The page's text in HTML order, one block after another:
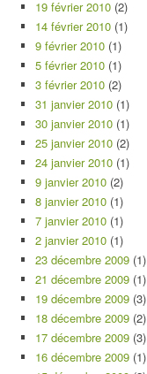
19 février 2010 (2)
14 février 2010 (1)
9 février 2010 (1)
5 février 2010 (1)
3 février 2010 (2)
31 janvier 2010 (1)
30 janvier 2010 (1)
25 janvier 2010 (2)
24 janvier 2010 (1)
9 janvier 2010 (2)
8 janvier 2010 (1)
7 janvier 2010 (1)
2 janvier 2010 (1)
23 décembre 2009 (1)
21 décembre 2009 (1)
19 décembre 2009 (3)
18 décembre 2009 (2)
17 décembre 2009 (3)
16 décembre 2009 (1)